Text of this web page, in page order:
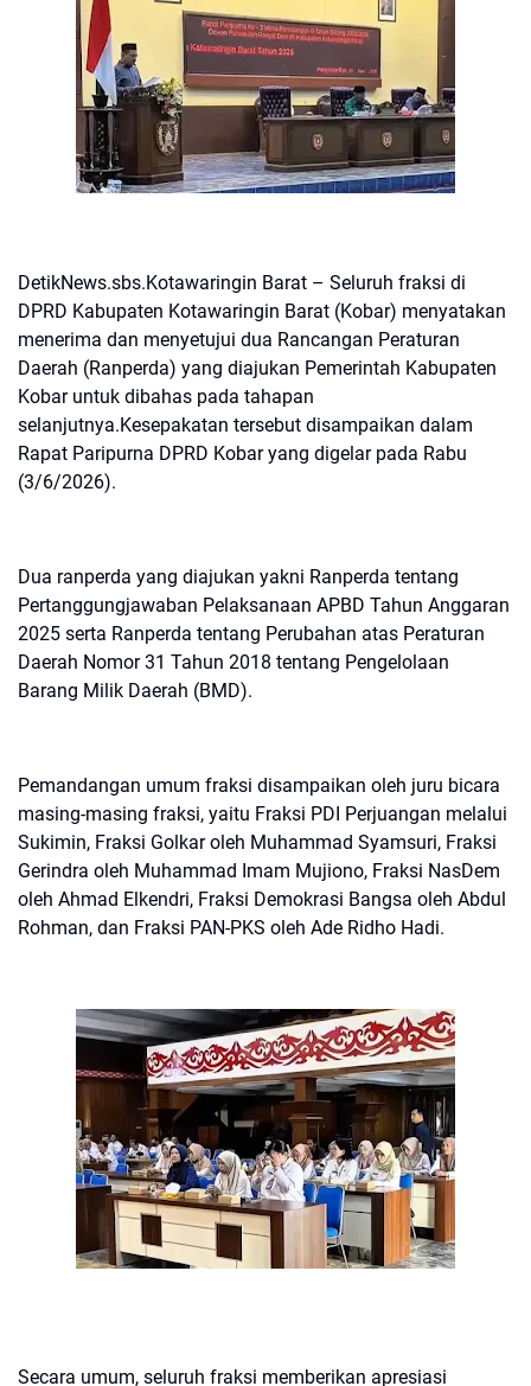
DetikNews.sbs.Kotawaringin Barat – Seluruh fraksi di
DPRD Kabupaten Kotawaringin Barat (Kobar) menyatakan
menerima dan menyetujui dua Rancangan Peraturan
Daerah (Ranperda) yang diajukan Pemerintah Kabupaten
Kobar untuk dibahas pada tahapan
selanjutnya.Kesepakatan tersebut disampaikan dalam
Rapat Paripurna DPRD Kobar yang digelar pada Rabu
(3/6/2026).
Dua ranperda yang diajukan yakni Ranperda tentang
Pertanggungjawaban Pelaksanaan APBD Tahun Anggaran
2025 serta Ranperda tentang Perubahan atas Peraturan
Daerah Nomor 31 Tahun 2018 tentang Pengelolaan
Barang Milik Daerah (BMD).
Pemandangan umum fraksi disampaikan oleh juru bicara
masing-masing fraksi, yaitu Fraksi PDI Perjuangan melalui
Sukimin, Fraksi Golkar oleh Muhammad Syamsuri, Fraksi
Gerindra oleh Muhammad Imam Mujiono, Fraksi NasDem
oleh Ahmad Elkendri, Fraksi Demokrasi Bangsa oleh Abdul
Rohman, dan Fraksi PAN-PKS oleh Ade Ridho Hadi.
Secara umum, seluruh fraksi memberikan apresiasi